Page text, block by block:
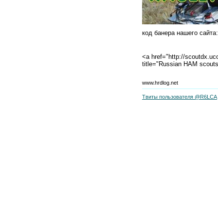
код банера нашего сайта:
<a href="http://
title="Russian HAM
www.hrdlog.net
Твиты пользователя @R6LCA